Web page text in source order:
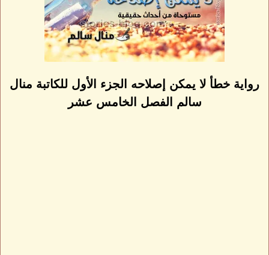
رواية خطأ لا يمكن إصلاحه الجزء الأول للكاتبة منال
سالم الفصل الخامس عشر